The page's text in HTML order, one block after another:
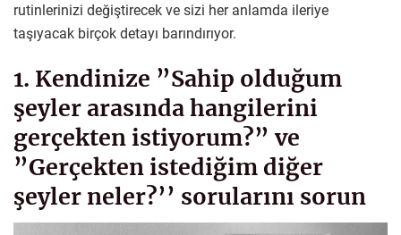
rutinlerinizi değiştirecek ve sizi her anlamda ileriye
taşıyacak birçok detayı barındırıyor.
1. Kendinize ”Sahip olduğum
şeyler arasında hangilerini
gerçekten istiyorum?” ve
”Gerçekten istediğim diğer
şeyler neler?’’ sorularını sorun